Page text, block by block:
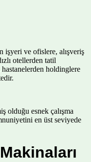
işyeri ve ofislere, alışveriş
otellerden tatil
holdinglere
olduğu esnek çalışma
en üst seviyede